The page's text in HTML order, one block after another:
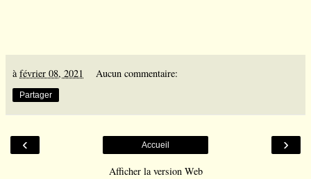
àfévrier 08, 2021 Aucun commentaire:
Partager
‹ ›
Accueil
Afficher la version Web